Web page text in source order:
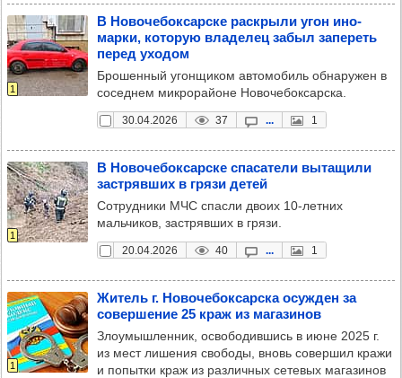
1
В Ново­че­бок­сар­ске рас­крыли угон ино­
марки, кото­рую вла­де­лец забыл запе­реть
перед ухо­дом
Брошенный угонщиком автомобиль обнаружен в
соседнем микрорайоне Новочебоксарска.
30.04.2026 37 ... 1
1
В Ново­че­бок­сар­ске спа­са­тели выта­щили
зас­тряв­ших в грязи детей
Сотрудники МЧС спасли двоих 10-летних
мальчиков, застрявших в грязи.
20.04.2026 40 ... 1
1
Житель г. Ново­че­бок­сар­ска осуж­ден за
совер­ше­ние 25 краж из мага­зи­нов
Злоумышленник, освободившись в июне 2025 г.
из мест лишения свободы, вновь совершил кражи
и попытки краж из различных сетевых магазинов